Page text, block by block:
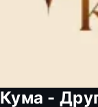
Кума -